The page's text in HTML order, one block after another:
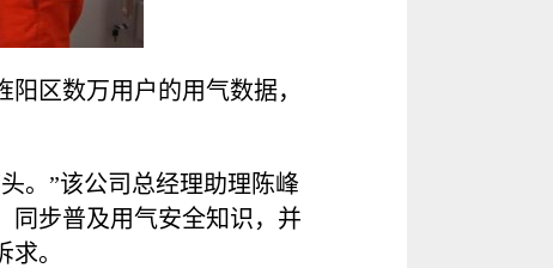
区数万用户的用气数据，
。”该公司总经理助理陈峰
同步普及用气安全知识，并
。